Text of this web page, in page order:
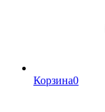
Корзина0